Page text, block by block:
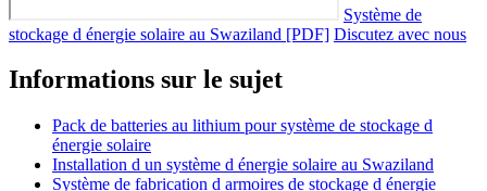
Système de
stockage d énergie solaire au Swaziland [PDF] Discutez avec nous
Informations sur le sujet
Pack de batteries au lithium pour système de stockage d
énergie solaire
Installation d un système d énergie solaire au Swaziland
Système de fabrication d armoires de stockage d énergie